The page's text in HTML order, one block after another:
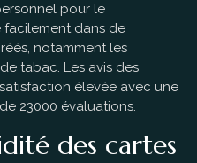
pour le
facilement dans de
notamment les
tabac. Les avis des
élevée avec une
23000 évaluations.
des cartes